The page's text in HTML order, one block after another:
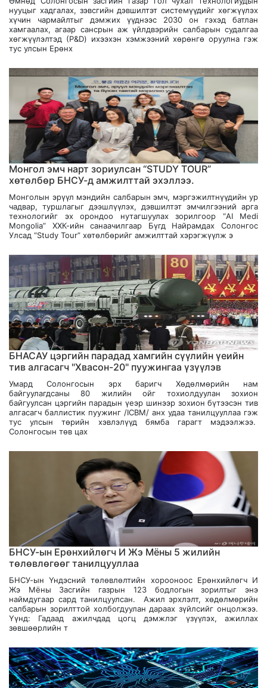
нууцыг хадгалах, зэвсгийн дэвшилтэт системүүдийг хөгжүүлэх
хүчин чармайлтыг дэмжих үүднээс 2030 он гэхэд батлан
хамгаалах, агаар сансрын аж үйлдвэрийн салбарын судалгаа
хөгжүүлэлтэд (Р&D) ихээхэн хэмжээний хөрөнгө оруулна гэж
тус улсын Ерөнх
Монгол эмч нарт зориулсан “STUDY TOUR”
хөтөлбөр БНСУ-д амжилттай эхэллээ.
Монголын эрүүл мэндийн салбарын эмч, мэргэжилтнүүдийн ур
чадвар, туршлагыг дээшлүүлэх, дэвшилтэт эмчилгээний арга
технологийг эх орондоо нутагшуулах зорилгоор “AI Medi
Mongolia” ХХК-ийн санаачилгаар Бүгд Найрамдах Солонгос
Улсад “Study Tour” хөтөлбөрийг амжилттай хэрэгжүүлж э
БНАСАУ цэргийн парадад хамгийн сүүлийн үеийн
тив алгасагч "Хвасон-20" пуужингаа үзүүлэв
Умард Солонгосын эрх баригч Хөдөлмөрийн нам
байгуулагдсаны 80 жилийн ойг тохиолдуулан зохион
байгуулсан цэргийн парадын үеэр шинээр зохион бүтээсэн тив
алгасагч баллистик пуужинг /ICBM/ анх удаа танилцууллаа гэж
тус улсын төрийн хэвлэлүүд бямба гарагт мэдээлжээ.
Солонгосын төв цах
БНСУ-ын Ерөнхийлөгч И Жэ Мёны 5 жилийн
төлөвлөгөөг танилцууллаа
БНСУ-ын Үндэсний төлөвлөлтийн хорооноос Ерөнхийлөгч И
Жэ Мёны Засгийн газрын 123 бодлогын зорилтыг энэ
наймдугаар сард танилцуулсан. Ажил эрхлэлт, хөдөлмөрийн
салбарын зорилттой холбогдуулан дараах зүйлсийг онцолжээ.
Үүнд: Гадаад ажилчдад цогц дэмжлэг үзүүлэх, ажиллах
зөвшөөрлийн т